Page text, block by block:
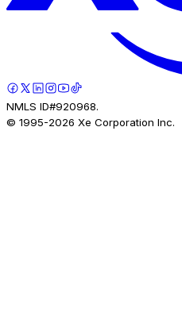
NMLS ID#920968.
© 1995-2026 Xe Corporation Inc.